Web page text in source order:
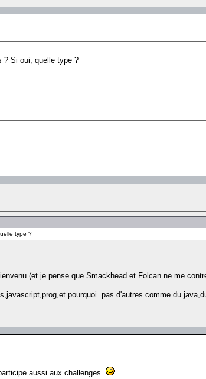
? Si oui, quelle type ?
type ?
(et je pense que Smackhead et Folcan ne me
pourquoi pas d'autres comme du
aussi aux challenges